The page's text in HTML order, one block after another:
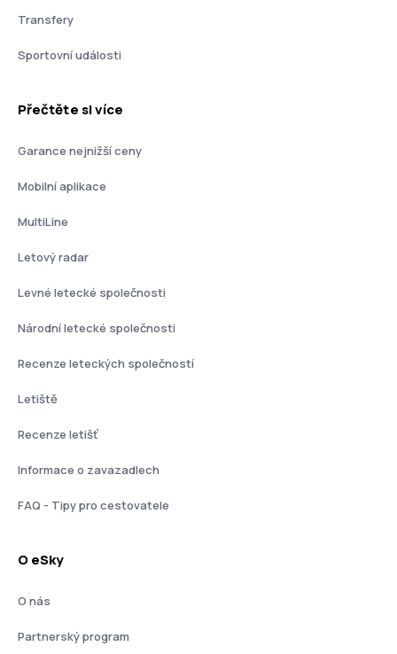
Transfery
Sportovní události
Přečtěte si více
Garance nejnižší ceny
Mobilní aplikace
MultiLine
Letový radar
Levné letecké společnosti
Národní letecké společnosti
Recenze leteckých společností
Letiště
Recenze letišť
Informace o zavazadlech
FAQ - Tipy pro cestovatele
O eSky
O nás
Partnerský program